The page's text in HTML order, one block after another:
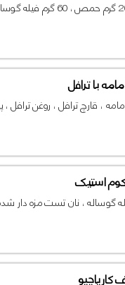
زیتون ، میکروگرین
با ترافل
، قارچ ترافل ، روغن ترافل ،
استیک
گوساله ، نان تست مزه دار
کارپاچیو